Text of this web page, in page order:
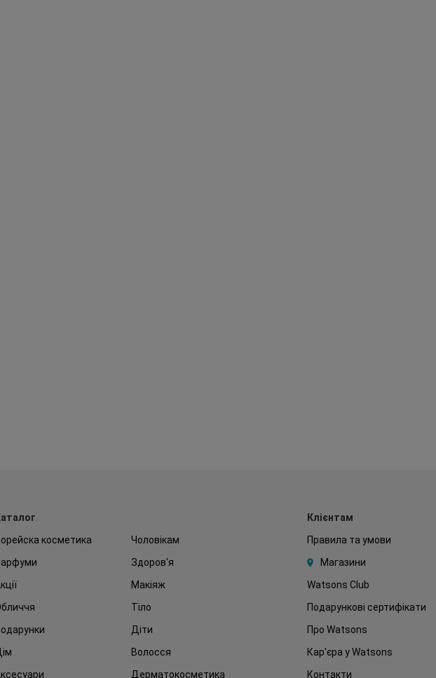
косметика
Чоловікам
Здоров'я
Макіяж
Тіло
Діти
Волосся
Дерматокосметика
Клієнтам
Правила та умови
Магазини
Watsons Club
Подарункові сертифікати
Про Watsons
Кар'єра у Watsons
Контакти